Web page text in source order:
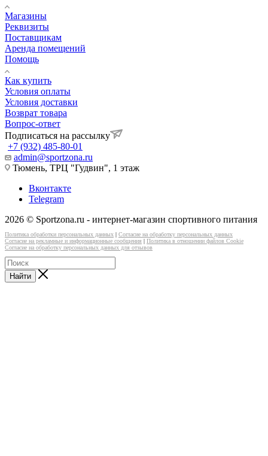
Магазины
Реквизиты
Поставщикам
Аренда помещений
Помощь
Как купить
Условия оплаты
Условия доставки
Возврат товара
Вопрос-ответ
Подписаться на рассылку
+7 (932) 485-80-01
admin@sportzona.ru
Тюмень, ТРЦ "Гудвин", 1 этаж
Вконтакте
Telegram
2026 © Sportzona.ru - интернет-магазин спортивного питания
Политика обработки персональных данных | Согласие на обработку персональных данных
Согласие на рекламные и информационные сообщения | Политика в отношении файлов Cookie
Согласие на обработку персональных данных для отзывов
Найти